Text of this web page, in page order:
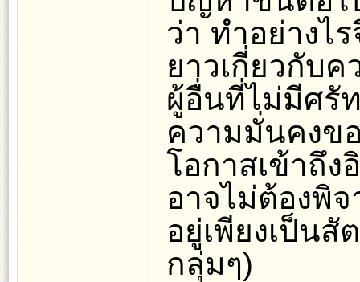
ว่า ทำอย่างไ
ยาวเกี่ยวกับ
ผู้อื่นที่ไม่มีศรั
ความมั่นคงข
โอกาสเข้าถึ
อาจไม่ต้องพิ
อยู่เพียงเป็น
กลุ่มๆ)